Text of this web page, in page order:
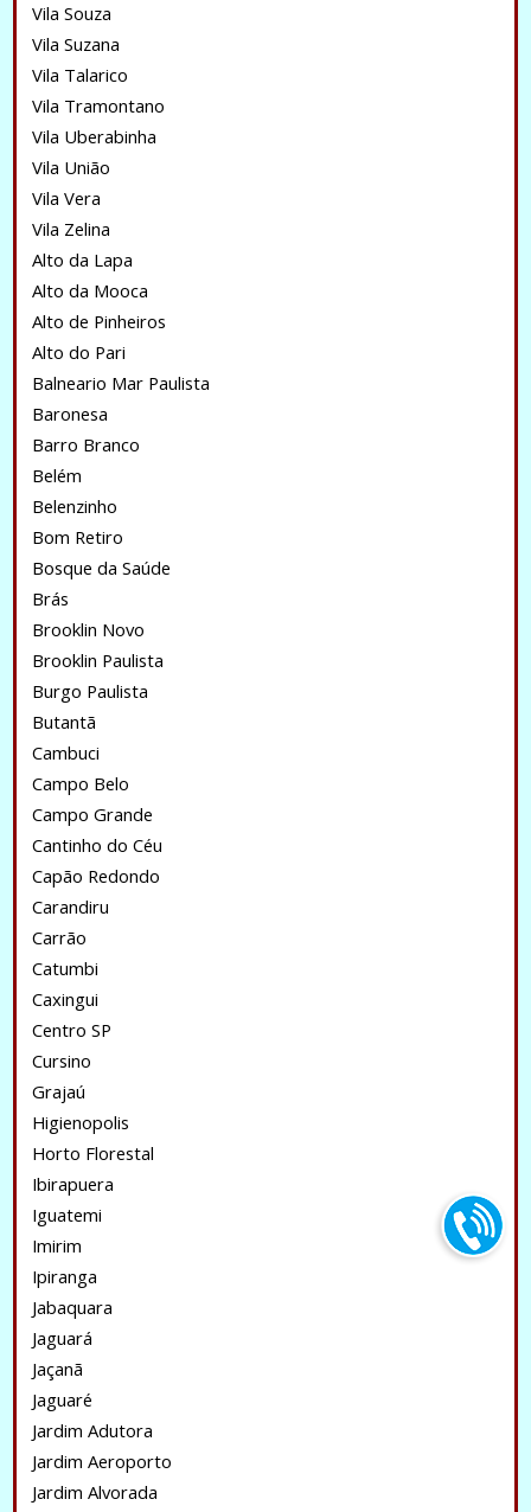
Vila Souza
Vila Suzana
Vila Talarico
Vila Tramontano
Vila Uberabinha
Vila União
Vila Vera
Vila Zelina
Alto da Lapa
Alto da Mooca
Alto de Pinheiros
Alto do Pari
Balneario Mar Paulista
Baronesa
Barro Branco
Belém
Belenzinho
Bom Retiro
Bosque da Saúde
Brás
Brooklin Novo
Brooklin Paulista
Burgo Paulista
Butantã
Cambuci
Campo Belo
Campo Grande
Cantinho do Céu
Capão Redondo
Carandiru
Carrão
Catumbi
Caxingui
Centro SP
Cursino
Grajaú
Higienopolis
Horto Florestal
Ibirapuera
Iguatemi
Imirim
Ipiranga
Jabaquara
Jaguará
Jaçanã
Jaguaré
Jardim Adutora
Jardim Aeroporto
Jardim Alvorada